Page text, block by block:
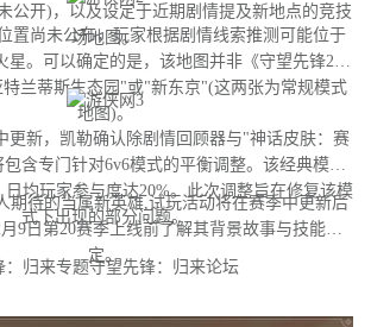
公开)，以及设定于近期剧情提及新地点的竞技
场地图。
尚未公布，玩家根据剧情线索推测可能位于
星。可以确定的是，该地图并非《守望先锋2》
兰蒂斯生态园"或"新东京"(这两张为常规模式
地图)。
新，凯勒确认除剧情回顾器与"神话皮肤：赛
含专门针对6v6模式的平衡调整。该经典模式
日均玩家参与度达20%。此次调整旨在修复该模
式下出现的部分问题。
的当属新英雄,试玩活动将在赛季中更新后
9日第20赛季上线前了解其背景故事与技能设
定。
：归来专题守望先锋：归来论坛